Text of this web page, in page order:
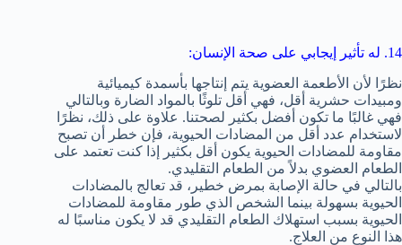
14. له تأثير إيجابي على صحة الإنسان:
نظرًا لأن الأطعمة العضوية يتم إنتاجها بأسمدة كيميائية
ومبيدات حشرية أقل، فهي أقل تلوثًا بالمواد الضارة وبالتالي
فهي غالبًا ما تكون أفضل بكثير لصحتنا. علاوة على ذلك، نظرًا
لاستخدام عدد أقل من المضادات الحيوية، فإن خطر أن تصبح
مقاومة للمضادات الحيوية يكون أقل بكثير إذا كنت تعتمد على
الطعام العضوي بدلاً من الطعام التقليدي.
بالتالي في حالة الإصابة بمرض خطير، قد تعالج بالمضادات
الحيوية بسهولة بينما الشخص الذي طور مقاومة للمضادات
الحيوية بسبب استهلاك الطعام التقليدي قد لا يكون مناسبًا له
هذا النوع من العلاج.